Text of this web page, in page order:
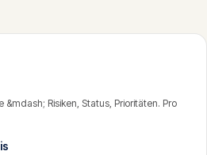
Risiken, Status, Prioritäten. Pro